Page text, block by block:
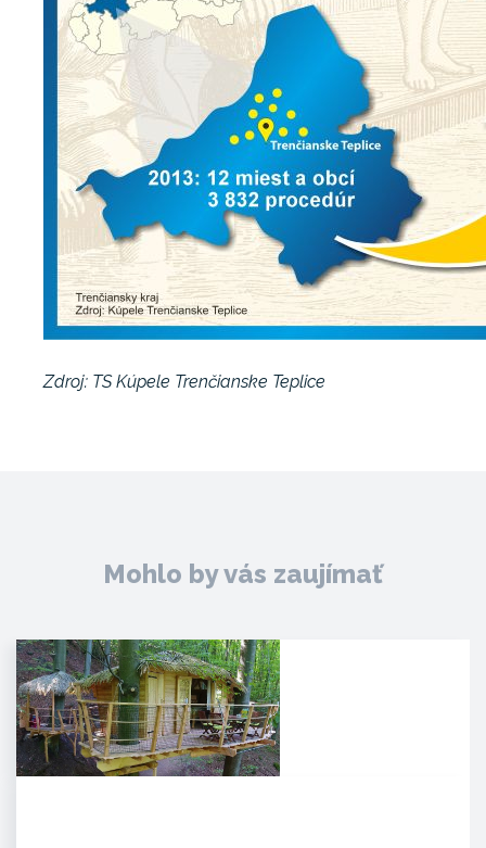
Zdroj: TS Kúpele Trenčianske Teplice
Mohlo by vás zaujímať